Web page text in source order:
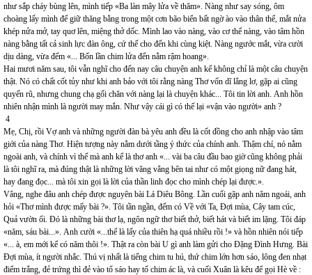
như sắp cháy bùng lên, mình tiếp «Ba làn mây lửa về thăm». Nàng như say sóng, ôm
choàng lấy mình để giữ thăng bằng trong một cơn bão biển bất ngờ ào vào thân thể, mắt nửa
khép nửa mở, tay quơ lên, miệng thở dốc. Mình lao vào nàng, vào cơ thể nàng, vào tâm hồn
nàng bằng tất cả sinh lực đàn ông, cứ thế cho đến khi cùng kiệt. Nàng ngước mắt, vừa cười
dịu dàng, vừa đếm «... Bốn lần chim lửa đến nằm rậm hoang».
Hai mươi năm sau, tôi vẫn nghĩ cho đến nay câu chuyện anh kể không chỉ là một câu chuyện
thật. Nó có chất cốt tủy như khi anh bảo với tôi rằng nàng Thơ vốn dĩ lẳng lơ, gặp ai cũng
quyến rũ, nhưng chung chạ gối chăn với nàng lại là chuyện khác... Tôi tin lời anh. Anh hồn
nhiên nhận mình là người may mắn. Như vậy cái gì có thể lại «vận vào người» anh ?
4
Mẹ, Chị, rồi Vợ anh và những người đàn bà yêu anh đều là cốt đồng cho anh nhập vào tâm
giới của nàng Thơ. Hiện tượng này nằm dưới tầng ý thức của chính anh. Thậm chí, nó nằm
ngoài anh, và chính vì thế mà anh kể là thơ anh «... vài ba câu đầu bao giờ cũng không phải
là tôi nghĩ ra, mà đúng thật là những lời văng vẳng bên tai như có một giọng nữ đang hát,
hay đang đọc... mà tôi xin gọi là lời của thần linh đọc cho mình chép lại được.».
Vâng, nghe đâu anh chép được nguyên bài Lá Diêu Bông. Lần cuối gặp anh năm ngoái, anh
hỏi «Thơ mình được mấy bài ?». Tôi tần ngần, đếm có Về với Ta, Đợi mùa, Cây tam cúc,
Quả vườn ổi. Đó là những bài thơ lạ, ngôn ngữ thơ biết thở, biết hát và biết im lặng. Tôi đáp
«năm, sáu bài...». Anh cười «...thế là lấy của thiên hạ quá nhiều rồi !» và hồn nhiên nói tiếp
«... à, em mới kể có năm thôi !». Thật ra còn bài U gì anh làm gửi cho Đặng Đình Hưng. Bài
Đợi mùa, ít người nhắc. Thú vị nhất là tiếng chim tu hú, thứ chim lớn hơn sáo, lông đen nhạt
điểm trắng, đẻ trứng thì đẻ vào tổ sáo hay tổ chim ác là, và cuối Xuân là kêu để gọi Hè về :